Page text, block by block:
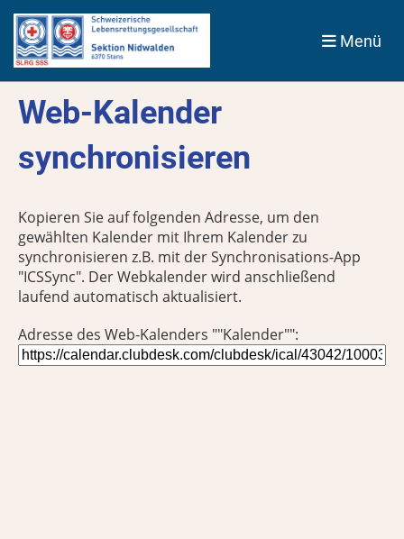
Menü
Web-Kalender
synchronisieren
Kopieren Sie auf folgenden Adresse, um den
gewählten Kalender mit Ihrem Kalender zu
synchronisieren z.B. mit der Synchronisations-App
"ICSSync". Der Webkalender wird anschließend
laufend automatisch aktualisiert.
Adresse des Web-Kalenders ""Kalender"":